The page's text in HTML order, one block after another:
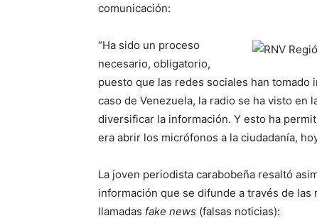
comunicación:
“Ha sido un proceso
necesario, obligatorio,
puesto que las redes sociales han
caso de Venezuela, la radio se ha visto en
diversificar la información. Y esto ha
era abrir los micrófonos a la ciudadanía,
La joven periodista carabobeña resaltó
información que se difunde a través de
llamadas fake news (falsas noticias):